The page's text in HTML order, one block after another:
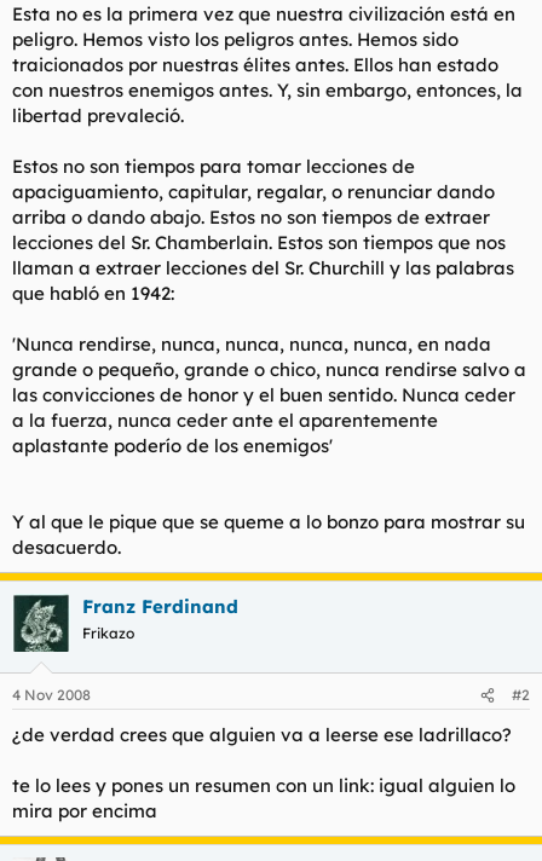
Esta no es la primera vez que nuestra civilización está en
peligro. Hemos visto los peligros antes. Hemos sido
traicionados por nuestras élites antes. Ellos han estado
con nuestros enemigos antes. Y, sin embargo, entonces, la
libertad prevaleció.
Estos no son tiempos para tomar lecciones de
apaciguamiento, capitular, regalar, o renunciar dando
arriba o dando abajo. Estos no son tiempos de extraer
lecciones del Sr. Chamberlain. Estos son tiempos que nos
llaman a extraer lecciones del Sr. Churchill y las palabras
que habló en 1942:
'Nunca rendirse, nunca, nunca, nunca, nunca, en nada
grande o pequeño, grande o chico, nunca rendirse salvo a
las convicciones de honor y el buen sentido. Nunca ceder
a la fuerza, nunca ceder ante el aparentemente
aplastante poderío de los enemigos'
Y al que le pique que se queme a lo bonzo para mostrar su
desacuerdo.
Franz Ferdinand
Frikazo
4 Nov 2008 #2
¿de verdad crees que alguien va a leerse ese ladrillaco?
te lo lees y pones un resumen con un link: igual alguien lo
mira por encima